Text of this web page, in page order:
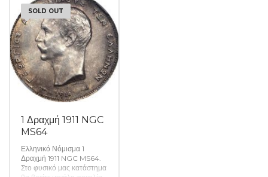
SOLD OUT
1 Δραχμή 1911 NGC
MS64
Ελληνικό Νόμισμα 1
Δραχμή 1911 NGC MS64.
Στο φυσικό μας κατάστημα